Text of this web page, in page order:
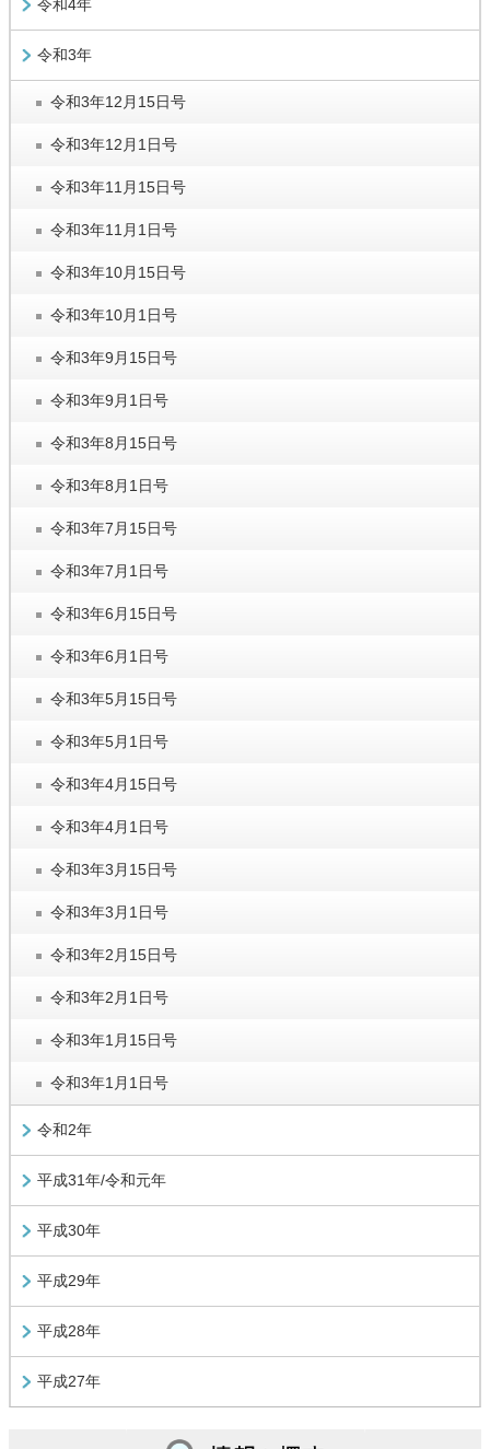
令和4年
令和3年
令和3年12月15日号
令和3年12月1日号
令和3年11月15日号
令和3年11月1日号
令和3年10月15日号
令和3年10月1日号
令和3年9月15日号
令和3年9月1日号
令和3年8月15日号
令和3年8月1日号
令和3年7月15日号
令和3年7月1日号
令和3年6月15日号
令和3年6月1日号
令和3年5月15日号
令和3年5月1日号
令和3年4月15日号
令和3年4月1日号
令和3年3月15日号
令和3年3月1日号
令和3年2月15日号
令和3年2月1日号
令和3年1月15日号
令和3年1月1日号
令和2年
平成31年/令和元年
平成30年
平成29年
平成28年
平成27年